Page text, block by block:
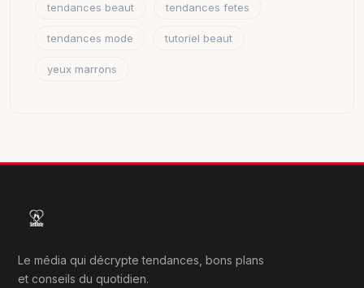
tendances beaut tendances fetes
tendances mode tutoriel beaut
yeux marrons
Le média qui décrypte tendances, bons plans
et conseils du quotidien.